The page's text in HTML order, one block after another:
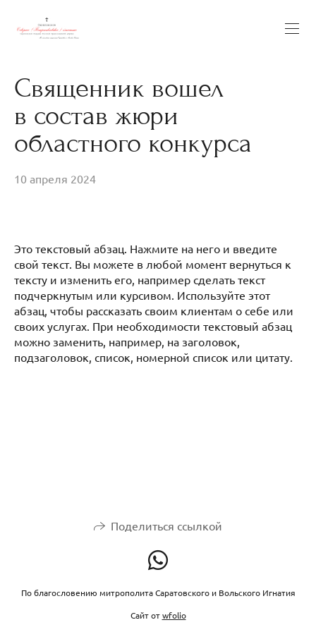
Священник вошел
в состав жюри
областного конкурса
10 апреля 2024
Это текстовый абзац. Нажмите на него и введите
свой текст. Вы можете в любой момент вернуться к
тексту и изменить его, например сделать текст
подчеркнутым или курсивом. Используйте этот
абзац, чтобы рассказать своим клиентам о себе или
своих услугах. При необходимости текстовый абзац
можно заменить, например, на заголовок,
подзаголовок, список, номерной список или цитату.
Поделиться ссылкой
По благословению митрополита Саратовского и Вольского Игнатия
Сайт отwfolio